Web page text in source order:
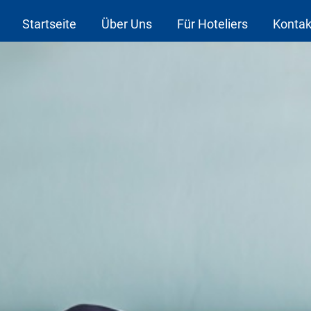
Startseite Über Uns Für Hoteliers